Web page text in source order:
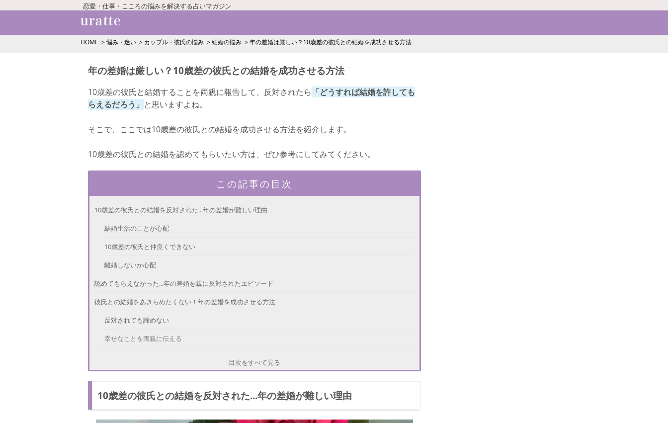
恋愛・仕事・こころの悩みを解決する占いマガジン
HOME 悩み・迷い カップル・彼氏の悩み 結婚の悩み 年の差婚は厳しい？10歳差の彼氏との結婚を成功させる方法
年の差婚は厳しい？10歳差の彼氏との結婚を成功させる方法
10歳差の彼氏と結婚することを両親に報告して、反対されたら 「どうすれば結婚を許しても
らえるだろう」 と思いますよね。
そこで、ここでは10歳差の彼氏との結婚を成功させる方法を紹介します。
10歳差の彼氏との結婚を認めてもらいたい方は、ぜひ参考にしてみてください。
この記事の目次
10歳差の彼氏との結婚を反対された...年の差婚が難しい理由
結婚生活のことが心配
10歳差の彼氏と仲良くできない
離婚しないか心配
認めてもらえなかった...年の差婚を親に反対されたエピソード
彼氏との結婚をあきらめたくない！年の差婚を成功させる方法
反対されても諦めない
幸せなことを両親に伝える
時間をかけて結婚を説得する
10歳差の彼氏と両親に仲良くなってもらう
目次をすべて見る
10歳差の彼氏との結婚を反対された...年の差婚が難しい理由